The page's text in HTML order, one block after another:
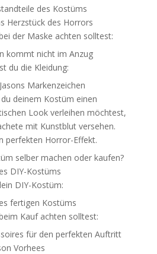
des Kostüms
Herzstück des Horrors
der Maske achten solltest:
kommt nicht im Anzug
du die Kleidung:
Markenzeichen
deinem Kostüm einen
Look verleihen möchtest,
mit Kunstblut versehen.
perfekten Horror-Effekt.
selber machen oder kaufen?
DIY-Kostüms
DIY-Kostüm:
fertigen Kostüms
Kauf achten solltest:
für den perfekten Auftritt
Vorhees